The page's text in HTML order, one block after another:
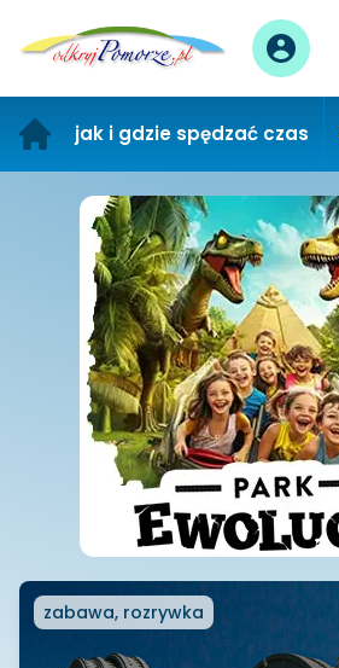
jak i gdzie spędzać czas
zabawa, rozrywka